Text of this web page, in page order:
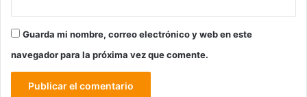
Guarda mi nombre, correo electrónico y web en este
navegador para la próxima vez que comente.